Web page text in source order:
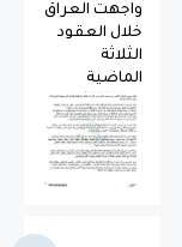
واجهت العراق
خلال العقود
الثلاثة
الماضية